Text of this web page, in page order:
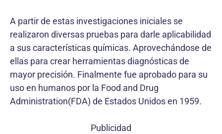
A partir de estas investigaciones iniciales se
realizaron diversas pruebas para darle aplicabilidad
a sus características químicas. Aprovechándose de
ellas para crear herramientas diagnósticas de
mayor precisión. Finalmente fue aprobado para su
uso en humanos por la Food and Drug
Administration(FDA) de Estados Unidos en 1959.
Publicidad